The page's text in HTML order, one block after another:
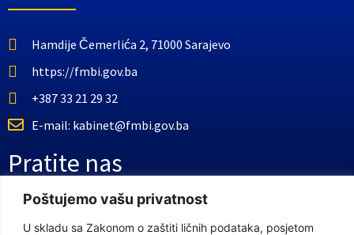
Poštujemo vašu privatnost
U skladu sa Zakonom o zaštiti ličnih podataka, posjetom
Hamdije Čemerlića 2, 71000 Sarajevo
https://fmbi.gov.ba
+387 33 21 29 32
E-mail: kabinet@fmbi.gov.ba
Pratite nas